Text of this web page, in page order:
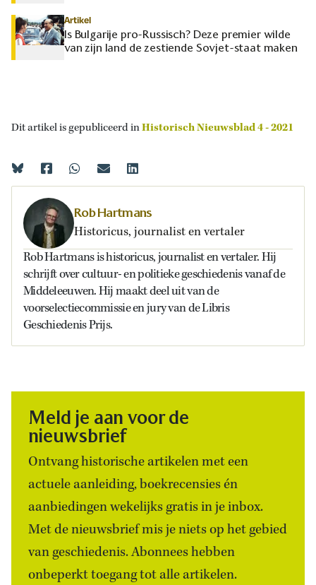
Artikel
Is Bulgarije pro-Russisch? Deze premier wilde
van zijn land de zestiende Sovjet-staat maken
Dit artikel is gepubliceerd inHistorisch Nieuwsblad 4 - 2021
Rob Hartmans
Historicus, journalist en vertaler
Rob Hartmans is historicus, journalist en vertaler. Hij
schrijft over cultuur- en politieke geschiedenis vanaf de
Middeleeuwen. Hij maakt deel uit van de
voorselectiecommissie en jury van de Libris
Geschiedenis Prijs.
Meld je aan voor de
nieuwsbrief
Ontvang historische artikelen met een
actuele aanleiding, boekrecensies én
aanbiedingen wekelijks gratis in je inbox.
Met de nieuwsbrief mis je niets op het gebied
van geschiedenis. Abonnees hebben
onbeperkt toegang tot alle artikelen.